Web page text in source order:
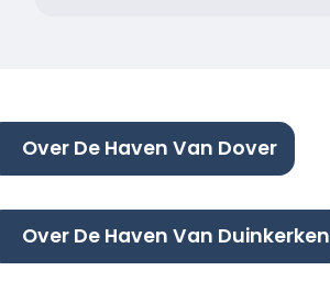
Over De Haven Van Dover
Over De Haven Van Duinkerken